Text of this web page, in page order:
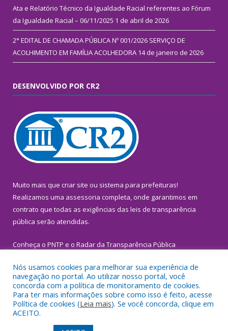
Ata e Relatório Técnico da Igualdade Racial referentes ao Fórum
da Igualdade Racial – 06/11/2025 1 de abril de 2026
2° EDITAL DE CHAMADA PÚBLICA Nº 001/2026 SERVIÇO DE
ACOLHIMENTO EM FAMÍLIA ACOLHEDORA 14 de janeiro de 2026
DESENVOLVIDO POR CR2
Muito mais que criar site ou sistema para prefeituras!
Realizamos uma assessoria completa, onde garantimos em
contrato que todas as exigências das leis de transparência
pública serão atendidas.
Conheça o PNTP e o Radar da Transparência Pública
Todos os direitos reservados a Prefeitura Municipal de
Inhangapi.
Nós usamos cookies para melhorar sua experiência de
navegação no portal. Ao utilizar nosso portal, você
concorda com a política de monitoramento de cookies.
Para ter mais informações sobre como isso é feito, acesse
Política de cookies (Leia mais). Se você concorda, clique em
ACEITO.